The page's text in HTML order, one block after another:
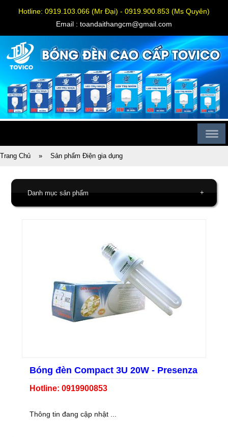
Hotline: 0919.103.066 (Mr Đại) - 0919.900.853 (Ms Quyên)
Email : toandaithangcm@gmail.com
Trang Chủ » Sản phẩm Điện gia dụng
Danh mục sản phẩm +
Bóng đèn Compact 3U 20W - Presenza
Hotline: 0919900853
Thông tin đang cập nhật ...